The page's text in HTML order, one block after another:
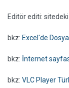
Editör editi:
bkz: Excel'de
bkz: İnternet
bkz: VLC Player